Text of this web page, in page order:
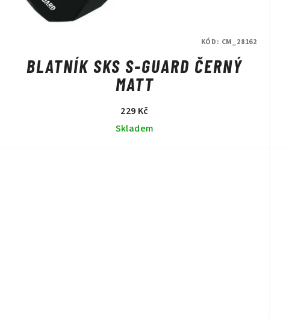
BLATNÍK SKS S-GUARD ČERNÝ
MATT
229 Kč
Skladem
KÓD: CM_28162